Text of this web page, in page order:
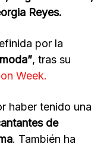
Reyes.
por la
, tras su
Week.
haber tenido una
de
. También ha